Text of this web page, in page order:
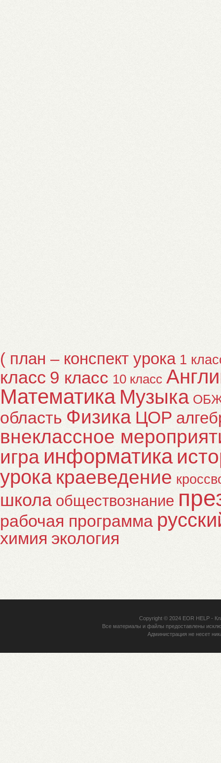
( план – конспект урока 1
класс 9 класс 10 класс
Математика Музыка
область Физика ЦОР
внеклассное
игра информатика
урока краеведение
школа обществознание
рабочая программа
химия экология
Copyright © 2024 EOR HELP-
Все материалы и файлы предоставлены
Администрация не несет